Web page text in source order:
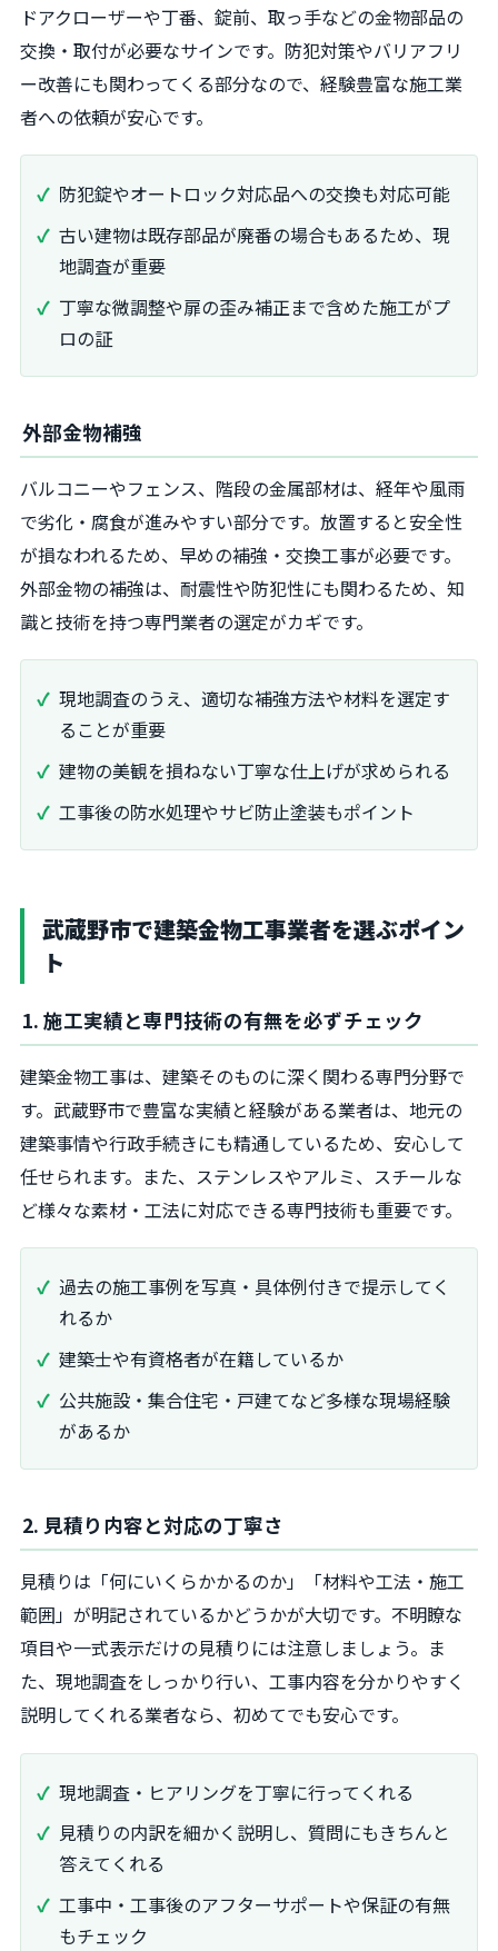
ドアクローザーや丁番、錠前、取っ手などの金物部品の
交換・取付が必要なサインです。防犯対策やバリアフリ
ー改善にも関わってくる部分なので、経験豊富な施工業
者への依頼が安心です。
防犯錠やオートロック対応品への交換も対応可能
古い建物は既存部品が廃番の場合もあるため、現
地調査が重要
丁寧な微調整や扉の歪み補正まで含めた施工がプ
ロの証
外部金物補強
バルコニーやフェンス、階段の金属部材は、経年や風雨
で劣化・腐食が進みやすい部分です。放置すると安全性
が損なわれるため、早めの補強・交換工事が必要です。
外部金物の補強は、耐震性や防犯性にも関わるため、知
識と技術を持つ専門業者の選定がカギです。
現地調査のうえ、適切な補強方法や材料を選定す
ることが重要
建物の美観を損ねない丁寧な仕上げが求められる
工事後の防水処理やサビ防止塗装もポイント
武蔵野市で建築金物工事業者を選ぶポイン
ト
1. 施工実績と専門技術の有無を必ずチェック
建築金物工事は、建築そのものに深く関わる専門分野で
す。武蔵野市で豊富な実績と経験がある業者は、地元の
建築事情や行政手続きにも精通しているため、安心して
任せられます。また、ステンレスやアルミ、スチールな
ど様々な素材・工法に対応できる専門技術も重要です。
過去の施工事例を写真・具体例付きで提示してく
れるか
建築士や有資格者が在籍しているか
公共施設・集合住宅・戸建てなど多様な現場経験
があるか
2. 見積り内容と対応の丁寧さ
見積りは「何にいくらかかるのか」「材料や工法・施工
範囲」が明記されているかどうかが大切です。不明瞭な
項目や一式表示だけの見積りには注意しましょう。ま
た、現地調査をしっかり行い、工事内容を分かりやすく
説明してくれる業者なら、初めてでも安心です。
現地調査・ヒアリングを丁寧に行ってくれる
見積りの内訳を細かく説明し、質問にもきちんと
答えてくれる
工事中・工事後のアフターサポートや保証の有無
もチェック